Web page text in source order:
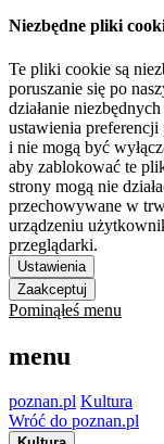
Niezbędne pliki
Te pliki cookie są
poruszanie się po
działanie
ustawienia
i nie mogą być
aby zablokować te
strony mogą nie
przechowywane w
urządzeniu
przeglądarki.
Ustawienia
Zaakceptuj
Pominąłeś menu
menu
poznan.pl Kultura
Wróć do poznan.pl